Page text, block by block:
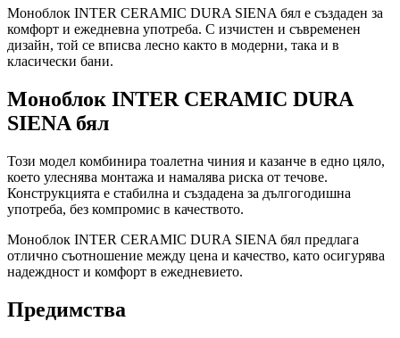
Моноблок INTER CERAMIC DURA SIENA бял е създаден за
комфорт и ежедневна употреба. С изчистен и съвременен
дизайн, той се вписва лесно както в модерни, така и в
класически бани.
Моноблок INTER CERAMIC DURA
SIENA бял
Този модел комбинира тоалетна чиния и казанче в едно цяло,
което улеснява монтажа и намалява риска от течове.
Конструкцията е стабилна и създадена за дългогодишна
употреба, без компромис в качеството.
Моноблок INTER CERAMIC DURA SIENA бял предлага
отлично съотношение между цена и качество, като осигурява
надеждност и комфорт в ежедневието.
Предимства